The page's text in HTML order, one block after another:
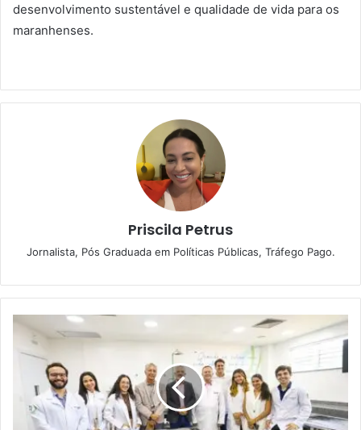
desenvolvimento sustentável e qualidade de vida para os
maranhenses.
Priscila Petrus
Jornalista, Pós Graduada em Políticas Públicas, Tráfego Pago.